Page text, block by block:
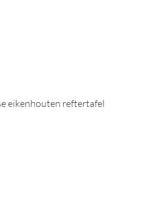
eikenhouten reftertafel